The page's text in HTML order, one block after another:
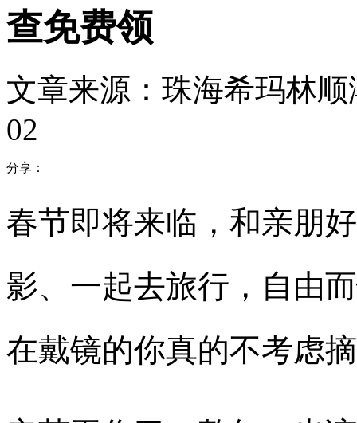
查免费领
文章来源：珠海希玛林
02
分享：
春节即将来临，和亲朋
影、一起去旅行，自由
在戴镜的你真的不考虑